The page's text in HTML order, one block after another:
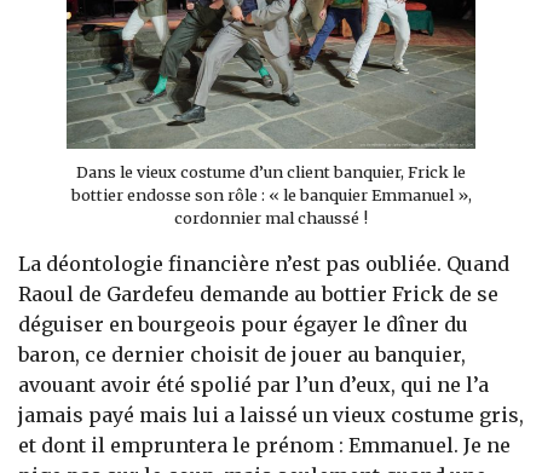
Dans le vieux costume d’un client banquier, Frick le
bottier endosse son rôle : « le banquier Emmanuel »,
cordonnier mal chaussé !
La déontologie financière n’est pas oubliée. Quand
Raoul de Gardefeu demande au bottier Frick de se
déguiser en bourgeois pour égayer le dîner du
baron, ce dernier choisit de jouer au banquier,
avouant avoir été spolié par l’un d’eux, qui ne l’a
jamais payé mais lui a laissé un vieux costume gris,
et dont il empruntera le prénom : Emmanuel. Je ne